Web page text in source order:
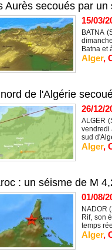
Aurès secoués par
15/03/
BATNA
Batna et
Alger,
de l'Algérie
26/12/
ALGER
vendredi
sud
Alger,
: un séisme de M
01/08/
NADOR
Rif, son
temps
Alger,